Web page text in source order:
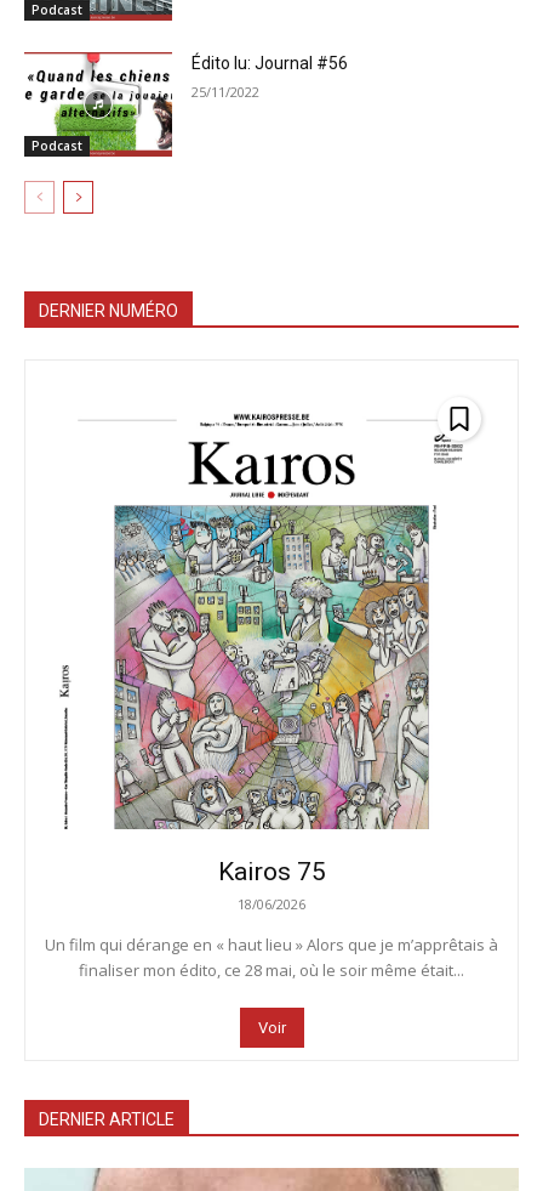
Podcast
Podcast
Édito lu: Journal #56
25/11/2022
DERNIER NUMÉRO
Kairos 75
18/06/2026
Un film qui dérange en « haut lieu » Alors que je m’apprêtais à
finaliser mon édito, ce 28 mai, où le soir même était...
Voir
DERNIER ARTICLE